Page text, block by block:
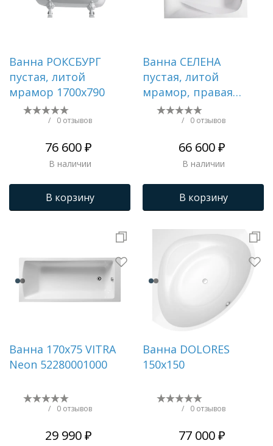
Ванна РОКСБУРГ
пустая, литой
мрамор 1700х790
/ 0 отзывов
76 600 ₽
В наличии
В корзину
Ванна СЕЛЕНА
пустая, литой
мрамор, правая
1700х1000
/ 0 отзывов
66 600 ₽
В наличии
В корзину
Ванна 170x75 VITRA
Neon 52280001000
/ 0 отзывов
29 990 ₽
Ванна DOLORES
150x150
/ 0 отзывов
77 000 ₽